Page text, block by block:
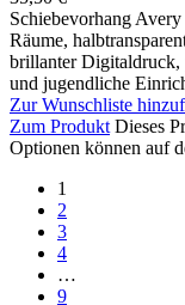
Schiebevorhang
Räume,
brillanter Digitaldruck,
und jugendliche
Zur Wunschliste
Zum Produkt Dieses
Optionen können auf
1
2
3
4
…
9